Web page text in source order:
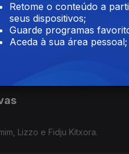
Kelela, Aldous Harding e Rita
Lizzo e Fidju Kitxora.
Retome o conteúdo a
seus dispositivos;
Guarde programas
Aceda à sua área pessoal;